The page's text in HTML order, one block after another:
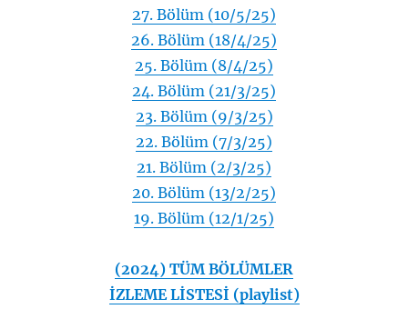
27. Bölüm (10/5/25)
26. Bölüm (18/4/25)
25. Bölüm (8/4/25)
24. Bölüm (21/3/25)
23. Bölüm (9/3/25)
22. Bölüm (7/3/25)
21. Bölüm (2/3/25)
20. Bölüm (13/2/25)
19. Bölüm (12/1/25)
(2024) TÜM BÖLÜMLER
İZLEME LİSTESİ (playlist)